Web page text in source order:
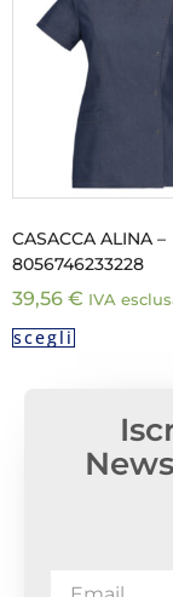
CASACCA ALINA –
8056746233228
39,56 € IVA
scegli